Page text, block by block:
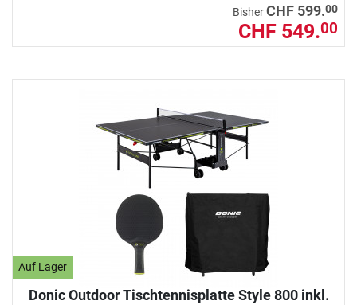
BisherCHF 599.00
CHF 549.00
Auf Lager
Donic Outdoor Tischtennisplatte Style 800 inkl.